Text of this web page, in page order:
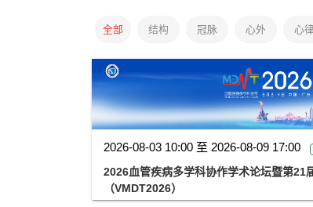
全部 结构 冠脉 心外 心
2026-08-03 10:00 至 2026-08-09 17:00
2026血管疾病多学科协作学术论坛暨第21
（VMDT2026）